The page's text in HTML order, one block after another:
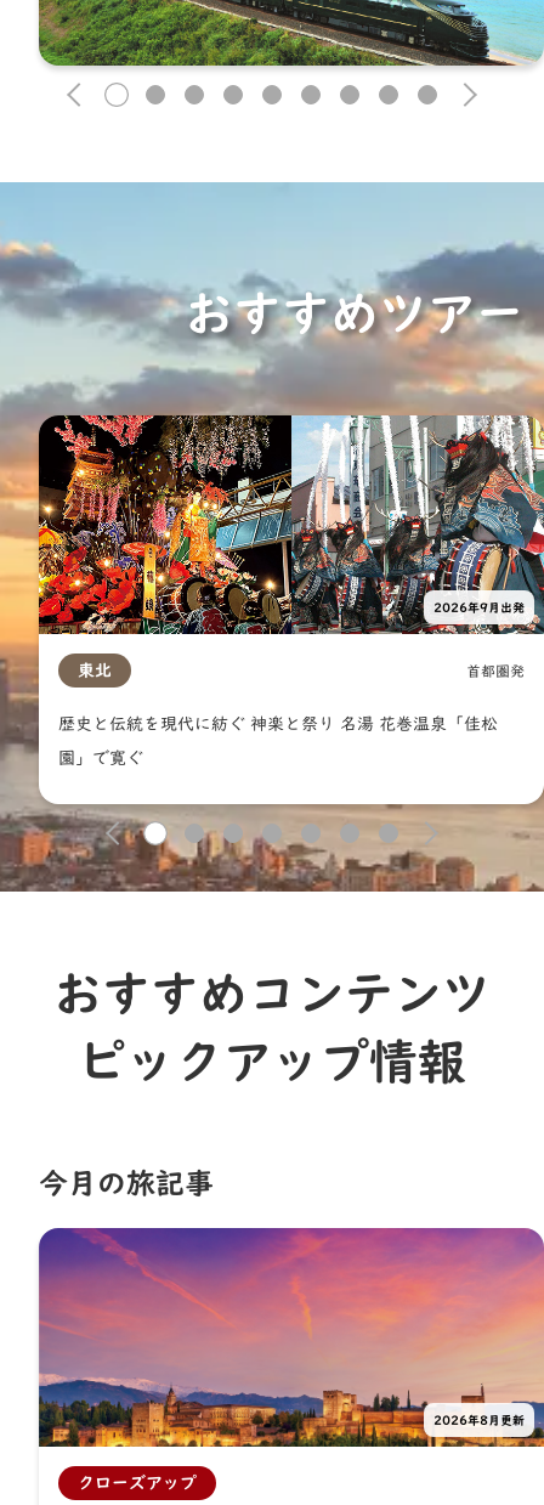
1
おすすめツアー
2026年9月出発
東北 首都圏発
歴史と伝統を現代に紡ぐ 神楽と祭り 名湯 花巻温泉「佳松
園」で寛ぐ
1
おすすめコンテンツ
ピックアップ情報
今⽉の旅記事
2026年8月更新
クローズアップ